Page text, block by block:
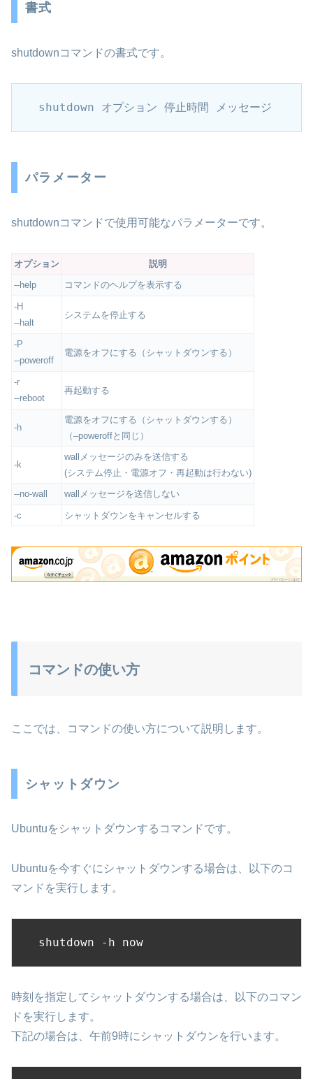
書式
shutdownコマンドの書式です。
shutdown オプション 停止時間 メッセージ
パラメーター
shutdownコマンドで使用可能なパラメーターです。
オプション 説明
--help コマンドのヘルプを表示する
-H
--halt
システムを停止する
-P
--poweroff
電源をオフにする（シャットダウンする）
-r
--reboot
再起動する
-h
電源をオフにする（シャットダウンする）
（–poweroffと同じ）
-k
wallメッセージのみを送信する
(システム停止・電源オフ・再起動は行わない)
--no-wall wallメッセージを送信しない
-c シャットダウンをキャンセルする
コマンドの使い方
ここでは、コマンドの使い方について説明します。
シャットダウン
Ubuntuをシャットダウンするコマンドです。
Ubuntuを今すぐにシャットダウンする場合は、以下のコ
マンドを実行します。
shutdown -h now
時刻を指定してシャットダウンする場合は、以下のコマン
ドを実行します。
下記の場合は、午前9時にシャットダウンを行います。